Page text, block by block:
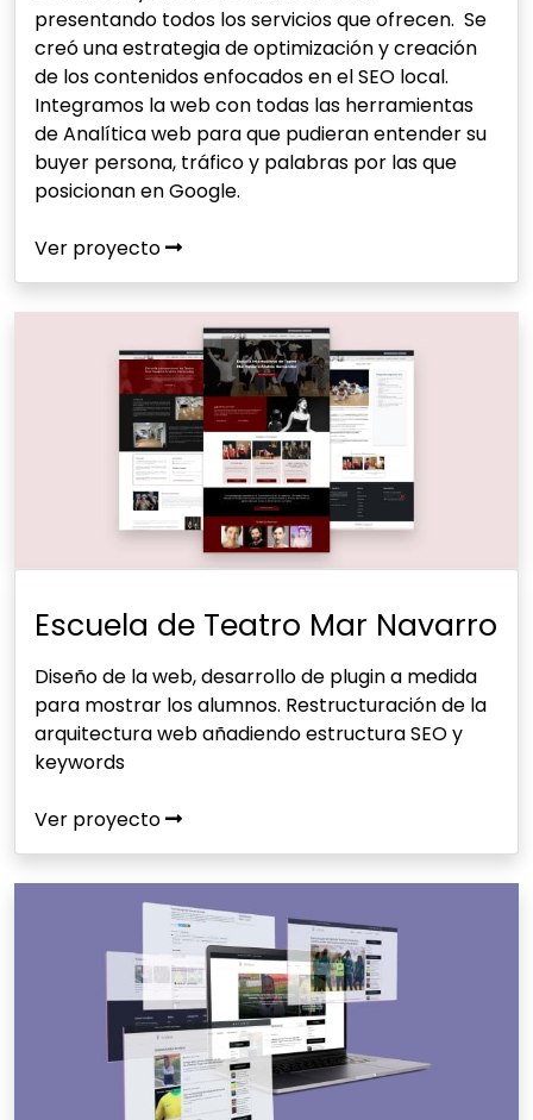
presentando todos los servicios que ofrecen. Se
creó una estrategia de optimización y creación
de los contenidos enfocados en el SEO local.
Integramos la web con todas las herramientas
de Analítica web para que pudieran entender su
buyer persona, tráfico y palabras por las que
posicionan en Google.
Ver proyecto
Escuela de Teatro Mar Navarro
Diseño de la web, desarrollo de plugin a medida
para mostrar los alumnos. Restructuración de la
arquitectura web añadiendo estructura SEO y
keywords
Ver proyecto